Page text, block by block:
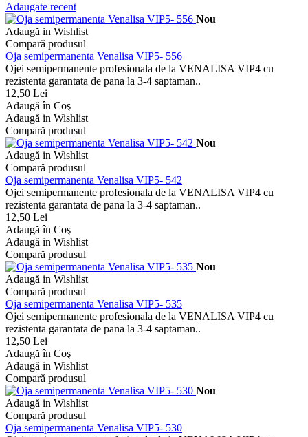
Adaugate recent
Nou
Adaugă in Wishlist
Compară produsul
Oja semipermanenta Venalisa VIP5- 556
Ojei semipermanente profesionala de la VENALISA VIP4 cu
rezistenta garantata de pana la 3-4 saptaman..
12,50 Lei
Adaugă în Coş
Adaugă in Wishlist
Compară produsul
Nou
Adaugă in Wishlist
Compară produsul
Oja semipermanenta Venalisa VIP5- 542
Ojei semipermanente profesionala de la VENALISA VIP4 cu
rezistenta garantata de pana la 3-4 saptaman..
12,50 Lei
Adaugă în Coş
Adaugă in Wishlist
Compară produsul
Nou
Adaugă in Wishlist
Compară produsul
Oja semipermanenta Venalisa VIP5- 535
Ojei semipermanente profesionala de la VENALISA VIP4 cu
rezistenta garantata de pana la 3-4 saptaman..
12,50 Lei
Adaugă în Coş
Adaugă in Wishlist
Compară produsul
Nou
Adaugă in Wishlist
Compară produsul
Oja semipermanenta Venalisa VIP5- 530